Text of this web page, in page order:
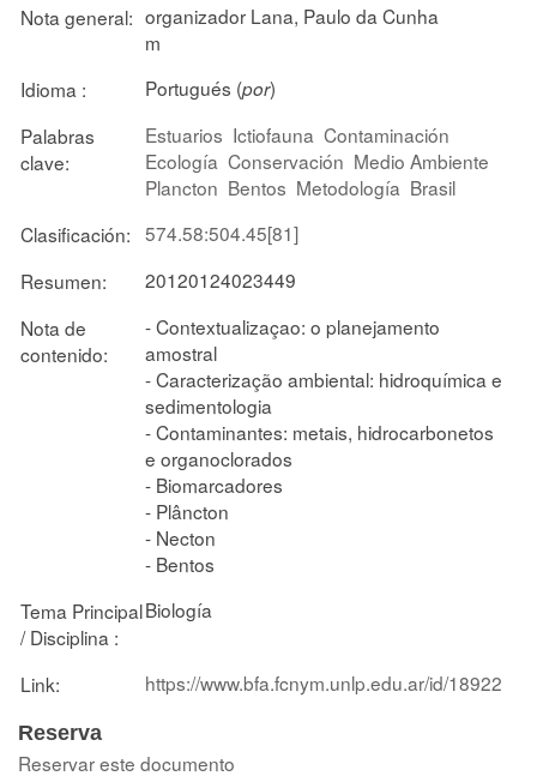
Nota general: organizador Lana, Paulo da Cunha
m
Idioma :
Portugués (por)
Palabras
clave:
Estuarios Ictiofauna Contaminación
Ecología Conservación Medio Ambiente
Plancton Bentos Metodología Brasil
Clasificación: 574.58:504.45[81]
Resumen:
20120124023449
Nota de
contenido:
- Contextualizaçao: o planejamento
amostral
- Caracterização ambiental: hidroquímica e
sedimentologia
- Contaminantes: metais, hidrocarbonetos
e organoclorados
- Biomarcadores
- Plâncton
- Necton
- Bentos
Tema Principal
/ Disciplina :
Biología
Link: https://www.bfa.fcnym.unlp.edu.ar/id/18922
Reserva
Reservar este documento